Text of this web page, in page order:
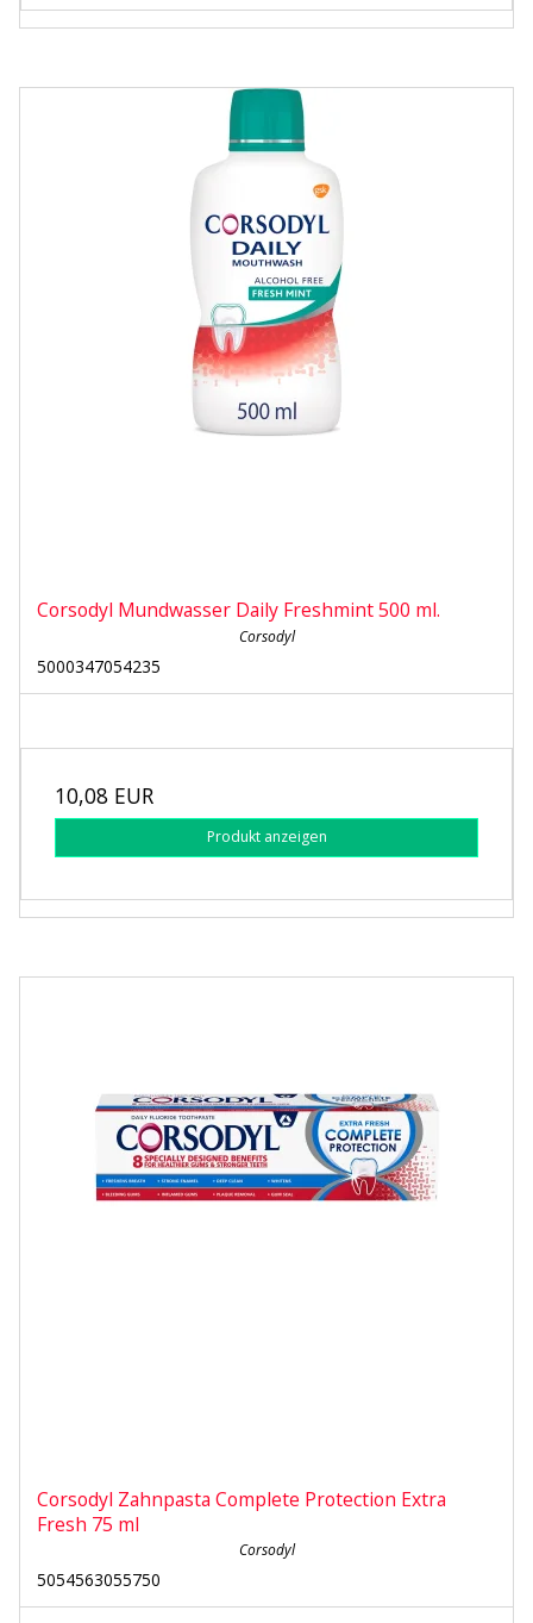
Corsodyl Mundwasser Daily Freshmint 500 ml.
Corsodyl
5000347054235
10,08 EUR
Produkt anzeigen
Corsodyl Zahnpasta Complete Protection Extra
Fresh 75 ml
Corsodyl
5054563055750